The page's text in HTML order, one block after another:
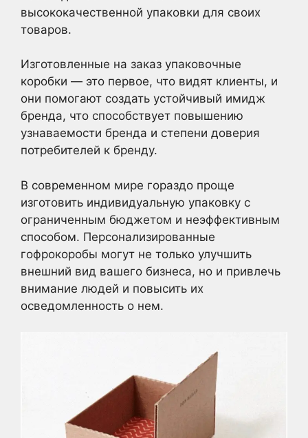
высококачественной упаковки для своих
товаров.
Изготовленные на заказ упаковочные
коробки — это первое, что видят клиенты, и
они помогают создать устойчивый имидж
бренда, что способствует повышению
узнаваемости бренда и степени доверия
потребителей к бренду.
В современном мире гораздо проще
изготовить индивидуальную упаковку с
ограниченным бюджетом и неэффективным
способом. Персонализированные
гофрокоробы могут не только улучшить
внешний вид вашего бизнеса, но и привлечь
внимание людей и повысить их
осведомленность о нем.